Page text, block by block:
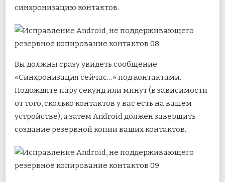
синхронизацию контактов.
Вы должны сразу увидеть сообщение
«Синхронизация сейчас…» под контактами.
Подождите пару секунд или минут (в зависимости
от того, сколько контактов у вас есть на вашем
устройстве), а затем Android должен завершить
создание резервной копии ваших контактов.